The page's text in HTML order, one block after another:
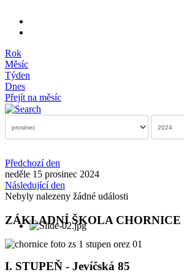
Rok
Měsíc
Týden
Dnes
Přejít na měsíc
Předchozí den
neděle 15 prosinec 2024
Následující den
Nebyly nalezeny žádné události
ZÁKLADNÍ ŠKOLA CHORNICE
I. STUPEŇ - Jevíčská 85